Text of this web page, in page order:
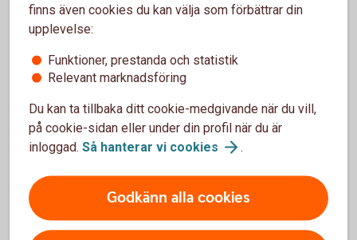
Behöver jag välja mellan att pensionsspara eller att
investera hållbart?
du välja en hållbar pensionsplan. Alla fonder i Swedbank har
ett grundkrav på hållbarhet när du pensionssparar och
pengarna investeras per automatik i dessa pensionsfonder
om du inte gör andra aktiva val. Så sparandet kan göra gott
både för din egen och vår gemensamma framtid.
Något du vill skicka med den som funderar på
pensionen eller försäkringar?
Som bank har vi en omsorgsplikt gentemot våra kunder och
vi arbetar aktivt för att säkerställa deras ekonomiska
finns även cookies du kan välja som förbättrar din
upplevelse:
Funktioner, prestanda och statistik
Relevant marknadsföring
Du kan ta tillbaka ditt cookie-medgivande när du vill,
på cookie-sidan eller under din profil när du är
inloggad. Så hanterar vi cookies .
Godkänn alla cookies